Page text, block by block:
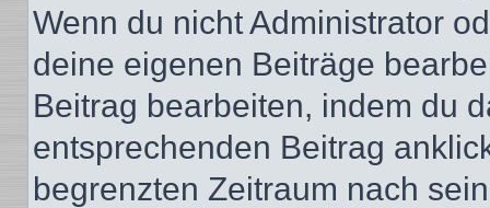
Wenn du nicht Administrator
deine eigenen Beiträge
Beitrag bearbeiten, indem du
entsprechenden Beitrag
begrenzten Zeitraum nach